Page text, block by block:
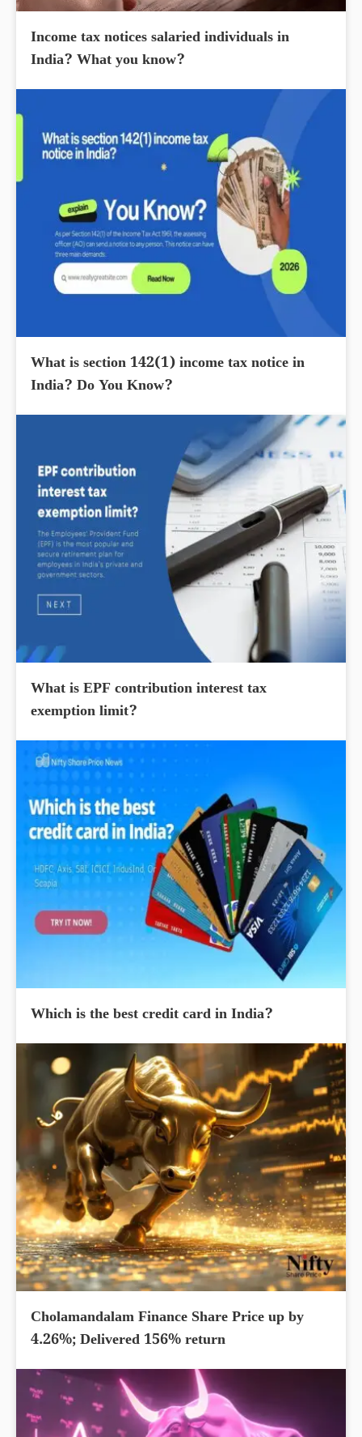
Income tax notices salaried individuals in
India? What you know?
What is section 142(1) income tax notice in
India? Do You Know?
What is EPF contribution interest tax
exemption limit?
Which is the best credit card in India?
Cholamandalam Finance Share Price up by
4.26%; Delivered 156% return